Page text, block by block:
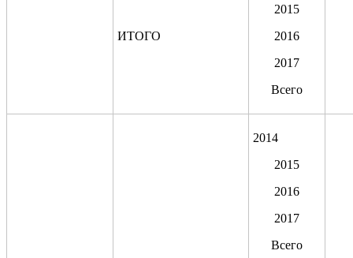
ИТОГО
2015
2016
2017
Всего
2014
2015
2016
2017
Всего